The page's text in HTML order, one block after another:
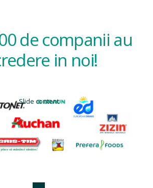
de companii au
in noi!
Slide content